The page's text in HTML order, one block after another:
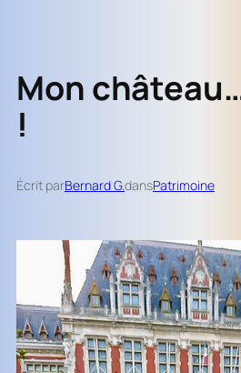
Mon
!
Écrit parBernard G.dansPatrimoine